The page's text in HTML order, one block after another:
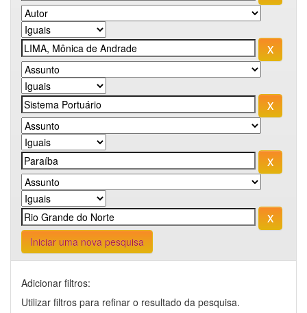
Iniciar uma nova pesquisa
Adicionar filtros:
Utilizar filtros para refinar o resultado da pesquisa.